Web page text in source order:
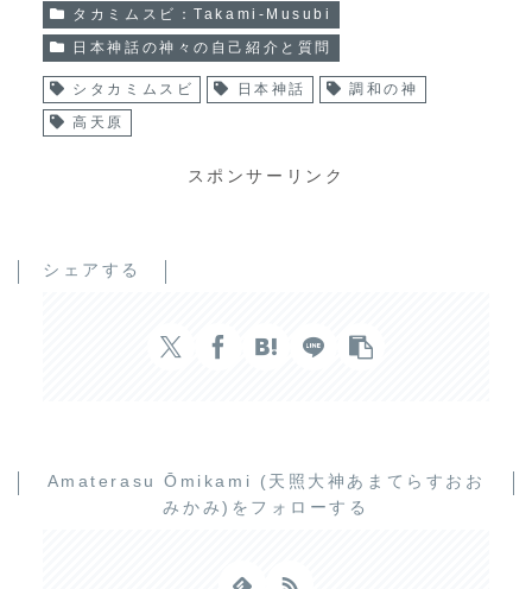
タカミムスビ：Takami-Musubi
日本神話の神々の自己紹介と質問
シタカミムスビ 日本神話
調和の神
高天原
スポンサーリンク
シェアする
Amaterasu Ōmikami (天照大神あまてらすおお
みかみ)をフォローする